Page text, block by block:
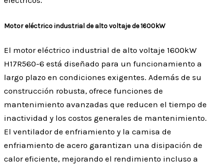
Motor eléctrico industrial de alto voltaje de 1600kW
El motor eléctrico industrial de alto voltaje 1600kW
H17R560-6 está diseñado para un funcionamiento a
largo plazo en condiciones exigentes. Además de su
construcción robusta, ofrece funciones de
mantenimiento avanzadas que reducen el tiempo de
inactividad y los costos generales de mantenimiento.
El ventilador de enfriamiento y la camisa de
enfriamiento de acero garantizan una disipación de
calor eficiente, mejorando el rendimiento incluso a